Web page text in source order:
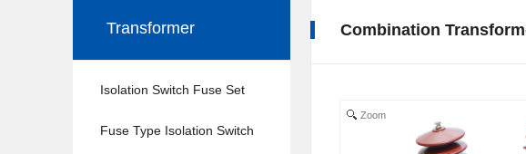
Transformer
Isolation Switch Fuse Set
Fuse Type Isolation Switch
Combination
Zoom